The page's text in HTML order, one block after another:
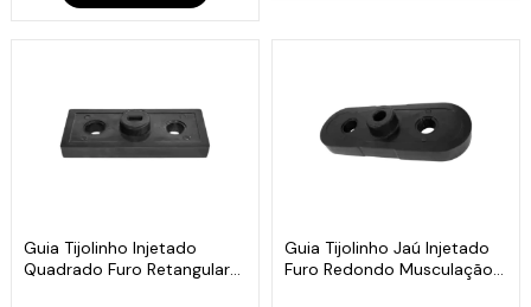
Guia Tijolinho Injetado
Quadrado Furo Retangular
Guia Tijolinho Jaú Injetado
Furo Redondo Musculação